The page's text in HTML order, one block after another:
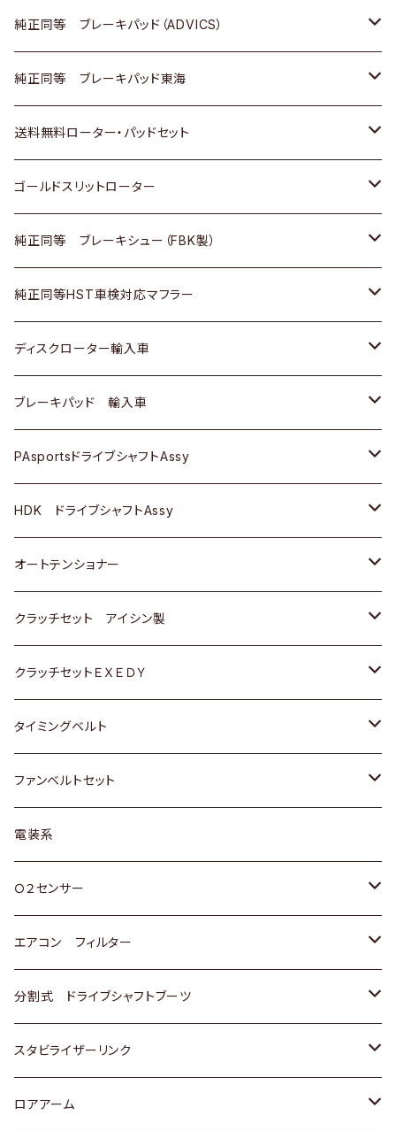
三菱
スバル
日野
三菱ふそう
ＢＭＷ
マツダ
三菱
日野
三菱ふそう
三菱
日野
三菱ふそう
その他
ダイハツ
マツダ
三菱
スバル
日産
いすゞ
ダイハツ
マツダ
三菱
スバル
いすゞ
ダイハツ
マツダ
三菱
ホンダ
スズキ
日産
ダイハツ
マツダ
三菱
スバル
トヨタ
ホンダ
スズキ
日産
いすゞ
ダイハツ
マツダ
三菱
スバル
ＢＥＮＺ
純正同等 ブレーキパッド（ADVICS）
トヨタ
ホンダ
スズキ
日産
ダイハツ
マツダ
三菱
スバル
純正同等 ブレーキパッド東海
トヨタ
ホンダ
日産
いすゞ
ダイハツ
マツダ
三菱
スバル
送料無料ローター・パッドセット
トヨタ
ホンダ
スズキ
日産
ダイハツ
マツダ
三菱
スバル
ゴールドスリットローター
トヨタ
ホンダ
スズキ
日産
ダイハツ
マツダ
三菱
スバル
純正同等 ブレーキシュー（FBK製）
ホンダ
スズキ
日産
ダイハツ
マツダ
三菱
スバル
純正同等HST車検対応マフラー
トヨタ
ホンダ
スズキ
日産
いすゞ
ダイハツ
マツダ
三菱
スバル
日野
ディスクローター輸入車
ＡＵＤＩ
ＢＥＮＺ
ＢＭＷ
GOLF
ＷＡＧＥＮ
アストロ（シボレー）
クライスラー
ブレーキパッド 輸入車
ＢＥＮＺ
ＢＭＷ
ＷＡＧＥＮ
ＶＯＬＶＯ
PAsportsドライブシャフトAssy
トヨタ
ホンダ
スズキ
日産
ダイハツ
マツダ
三菱
スバル
HDK ドライブシャフトAssy
スズキ
ダイハツ
日産
ホンダ
マツダ
オートテンショナー
トヨタ
クラッチセット アイシン製
ホンダ
スズキ
ダイハツ
マツダ
三菱
スバル
クラッチセットＥＸＥＤＹ
ホンダ
スズキ
日産
ダイハツ
マツダ
三菱
スバル
タイミングベルト
トヨタ
スズキ
ダイハツ
三菱
スバル
ファンベルトセット
トヨタ
ホンダ
スズキ
日産
いすゞ
ダイハツ
電装系
Ｏ２センサー
トヨタ
ホンダ
スズキ
日産
エアコン フィルター
トヨタ
ホンダ
スズキ
分割式 ドライブシャフトブーツ
トヨタ
ホンダ
スタビライザーリンク
トヨタ
ロアアーム